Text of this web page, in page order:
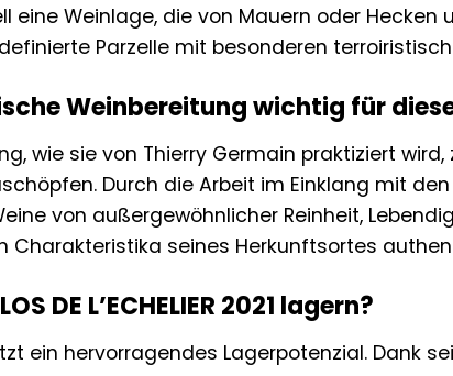
eine Weinlage, die von Mauern oder
Parzelle mit besonderen
Weinbereitung wichtig für
wie sie von Thierry Germain praktiziert
Durch die Arbeit im Einklang mit
von außergewöhnlicher Reinheit,
Charakteristika seines Herkunftsortes
DE L’ECHELIER 2021 lagern?
ein hervorragendes Lagerpotenzial. Dank